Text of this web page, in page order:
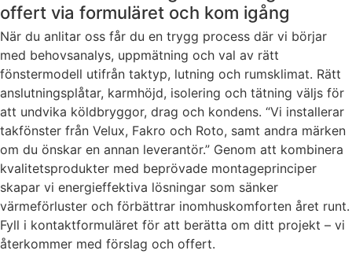
offert via formuläret och kom igång
När du anlitar oss får du en trygg process där vi börjar
med behovsanalys, uppmätning och val av rätt
fönstermodell utifrån taktyp, lutning och rumsklimat. Rätt
anslutningsplåtar, karmhöjd, isolering och tätning väljs för
att undvika köldbryggor, drag och kondens. “Vi installerar
takfönster från Velux, Fakro och Roto, samt andra märken
om du önskar en annan leverantör.” Genom att kombinera
kvalitetsprodukter med beprövade montageprinciper
skapar vi energieffektiva lösningar som sänker
värmeförluster och förbättrar inomhuskomforten året runt.
Fyll i kontaktformuläret för att berätta om ditt projekt – vi
återkommer med förslag och offert.